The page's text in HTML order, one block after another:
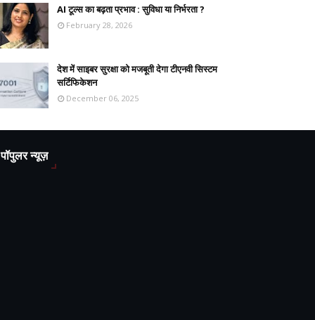
AI टूल्स का बढ़ता प्रभाव : सुविधा या निर्भरता ?
February 28, 2026
देश में साइबर सुरक्षा को मजबूती देगा टीएनवी सिस्टम
सर्टिफिकेशन
December 06, 2025
पॉपुलर न्यूज़